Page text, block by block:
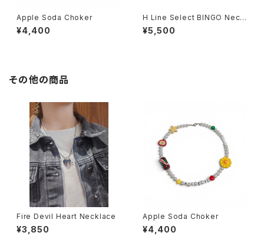
Apple Soda Choker
¥4,400
H Line Select BINGO Neckl
ace
¥5,500
その他の商品
Fire Devil Heart Necklace
¥3,850
Apple Soda Choker
¥4,400